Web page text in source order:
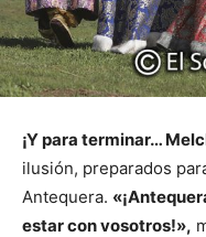
¡Y para terminar…
ilusión, preparados
Antequera.
estar con vosotros!»,